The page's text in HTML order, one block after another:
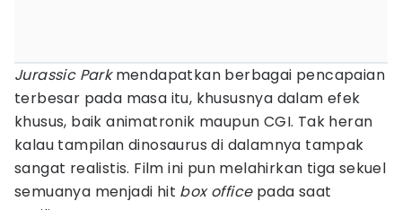
Jurassic Parkmendapatkan berbagai pencapaian
terbesar pada masa itu, khususnya dalam efek
khusus, baik animatronik maupun CGI. Tak heran
kalau tampilan dinosaurus di dalamnya tampak
sangat realistis. Film ini pun melahirkan tiga sekuel
semuanya menjadi hit box office pada saat